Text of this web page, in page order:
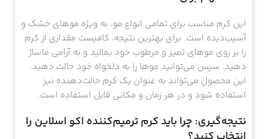
این کرم مناسب برای تمامی انواع مو، به ویژه موهای خشک و
آسیب‌دیده است. برای بهترین نتیجه، کافیست مقداری از کرم
را بر روی موهای تمیز و مرطوب خود بمالید و به آرامی ماساژ
دهید. سپس می‌توانید موها را به دلخواه خود حالت دهید.
این محصول می‌تواند به عنوان یک کرم حالت‌دهنده نیز
استفاده شود و در هر زمان و مکانی قابل استفاده است.
نتیجه‌گیری: چرا باید کرم ترمیم‌کننده اکو اسلاین را